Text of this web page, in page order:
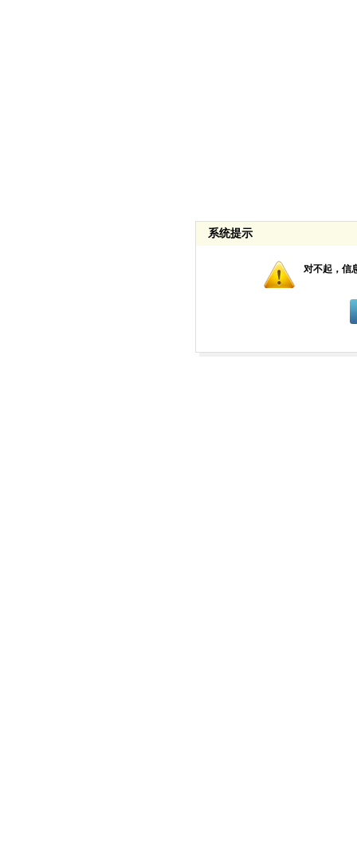
系统提示
对不起，信